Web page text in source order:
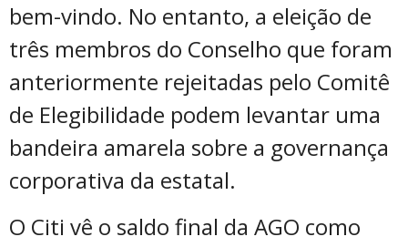
bem-vindo. No entanto, a eleição de
três membros do Conselho que foram
anteriormente rejeitadas pelo Comitê
de Elegibilidade podem levantar uma
bandeira amarela sobre a governança
corporativa da estatal.
O Citi vê o saldo final da AGO como